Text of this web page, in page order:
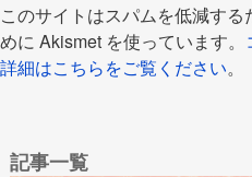
このサイトはスパムを低減する
めに Akismet を使っています。
詳細はこちらをご覧ください。
記事一覧